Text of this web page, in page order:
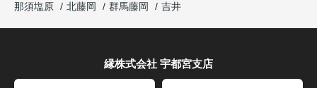
那須塩原
北藤岡 群馬藤岡 吉井
縁株式会社 宇都宮支店